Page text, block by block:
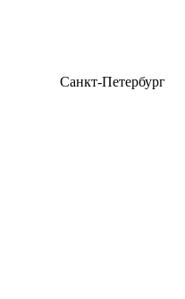
Санкт-Петербург